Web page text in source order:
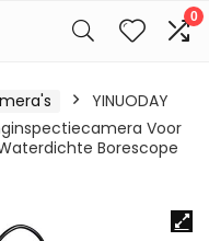
0
YINUODAY
Voor
Borescope